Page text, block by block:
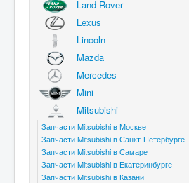
Land Rover
Lexus
Lincoln
Mazda
Mercedes
Mini
Mitsubishi
Запчасти Mitsubishi в Москве
Запчасти Mitsubishi в Санкт-Петербурге
Запчасти Mitsubishi в Самаре
Запчасти Mitsubishi в Екатеринбурге
Запчасти Mitsubishi в Казани